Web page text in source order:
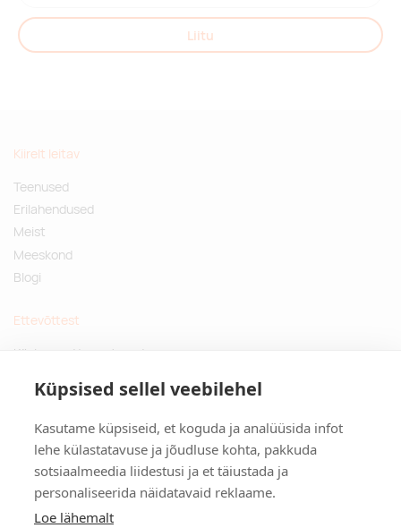
Küpsised sellel veebilehel
Kasutame küpsiseid, et koguda ja analüüsida infot
lehe külastatavuse ja jõudluse kohta, pakkuda
sotsiaalmeedia liidestusi ja et täiustada ja
personaliseerida näidatavaid reklaame.
Loe lähemalt
Liitu
Kiirelt leitav
Teenused
Erilahendused
Meist
Meeskond
Blogi
Ettevõttest
Küsimused ja vastused
Privaatsuspoliitika
Kontakt
Tulika põik 3, Tallinn
info@kinkston.ee
+372 6989 100